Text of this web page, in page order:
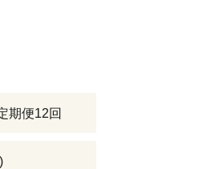
期便12回